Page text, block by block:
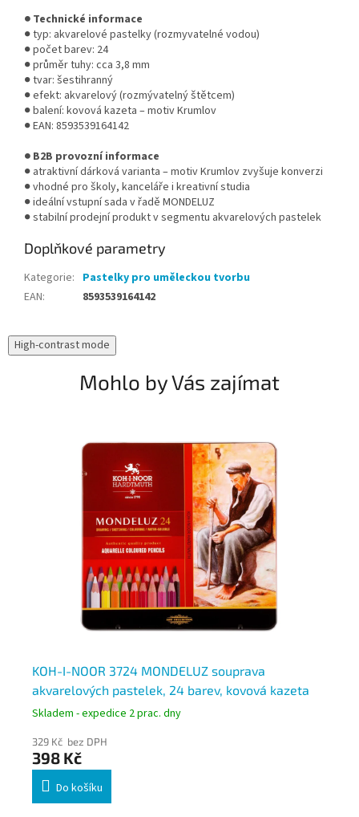
● Technické informace
● typ: akvarelové pastelky (rozmyvatelné vodou)
● počet barev: 24
● průměr tuhy: cca 3,8 mm
● tvar: šestihranný
● efekt: akvarelový (rozmývatelný štětcem)
● balení: kovová kazeta – motiv Krumlov
● EAN: 8593539164142
● B2B provozní informace
● atraktivní dárková varianta – motiv Krumlov zvyšuje konverzi
● vhodné pro školy, kanceláře i kreativní studia
● ideální vstupní sada v řadě MONDELUZ
● stabilní prodejní produkt v segmentu akvarelových pastelek
Doplňkové parametry
Kategorie: Pastelky pro uměleckou tvorbu
EAN: 8593539164142
High-contrast mode
Mohlo by Vás zajímat
KOH-I-NOOR 3724 MONDELUZ souprava
akvarelových pastelek, 24 barev, kovová kazeta
Skladem - expedice 2 prac. dny
329 Kč bez DPH
398 Kč
Do košíku